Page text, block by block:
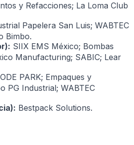
y Refacciones; La Loma Club
Papelera San Luis; WABTEC
Bimbo.
SIIX EMS México; Bombas
Manufacturing; SABIC; Lear
PARK; Empaques y
PG Industrial; WABTEC
Bestpack Solutions.